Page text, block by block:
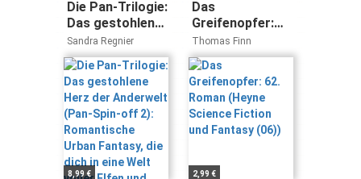
Die Pan-Trilogie:
Das gestohlene
Herz der
Anderwelt (Pan-
Spin-off 2):
Romantische
Urban Fantasy,
die dich in eine
Welt voller Elfen
und Drachen
führt
Sandra Regnier
8,99 €
Das
Greifenopfer:
62. Roman
(Heyne Science
Fiction und
Fantasy (06))
Thomas Finn
2,99 €